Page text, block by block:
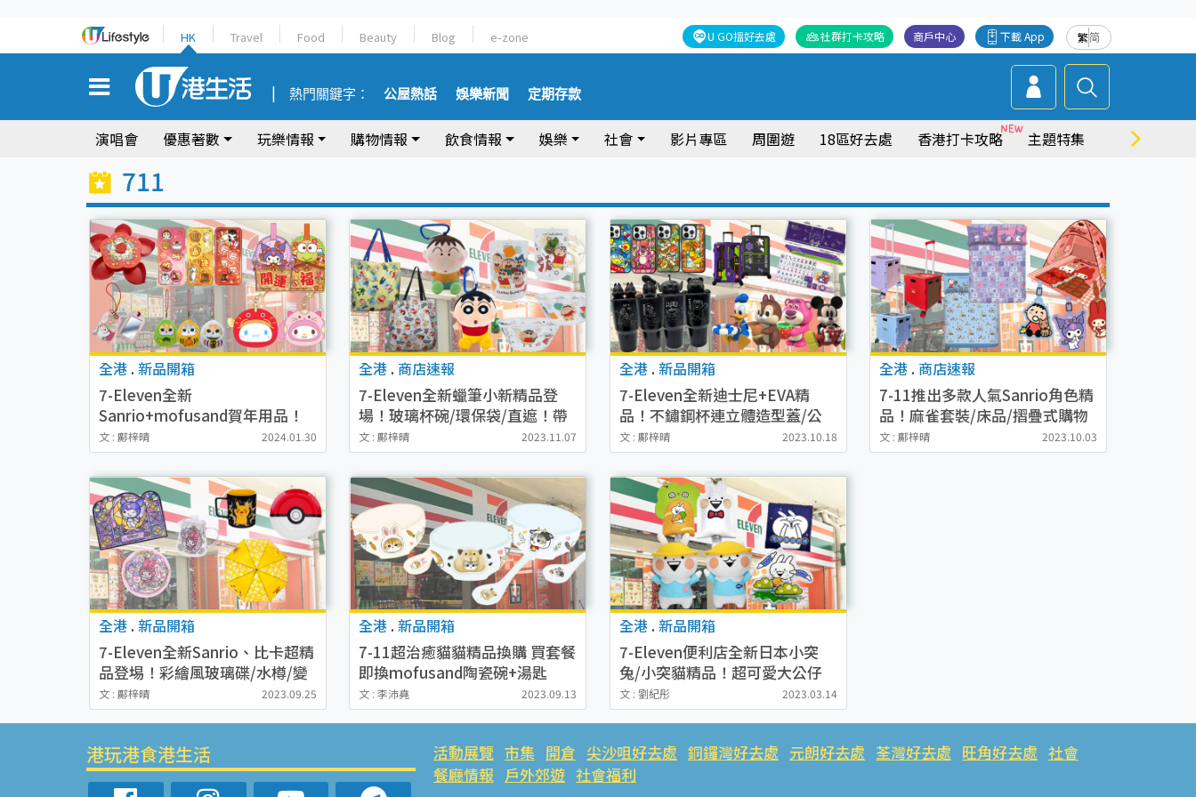
HK Travel Food Beauty Blog e-zone 繁简
下載 App
商戶中心
社群打卡攻略
U GO搵好去處
熱門關鍵字： 公屋熱話 娛樂新聞 定期存款
演唱會 優惠著數 玩樂情報 購物情報 飲食情報 娛樂 社會 影片專區 周圍遊 18區好去處 香港打卡攻略 主題特集 商場情報
711
全港 . 新品開箱
7-Eleven全新
Sanrio+mofusand賀年用品！
利是封/ 糖果盒/ 賀年揮春
文 : 鄺梓晴 2024.01.30
全港 . 商店速報
7-Eleven全新蠟筆小新精品登
場！玻璃杯碗/環保袋/直遮！帶
齊小新與好友返屋企
文 : 鄺梓晴 2023.11.07
全港 . 新品開箱
7-Eleven全新迪士尼+EVA精
品！不鏽鋼杯連立體造型蓋/公
仔燈/食物盒
文 : 鄺梓晴 2023.10.18
全港 . 商店速報
7-11推出多款人氣Sanrio角色精
品！麻雀套裝/床品/摺疊式購物
車
文 : 鄺梓晴 2023.10.03
全港 . 新品開箱
7-Eleven全新Sanrio、比卡超精
品登埸！彩繪風玻璃碟/水樽/變
色杯
文 : 鄺梓晴 2023.09.25
全港 .新品開箱
7-11超治癒貓貓精品換購 買套餐
即換mofusand陶瓷碗+湯匙
文 : 李沛堯 2023.09.13
全港 . 新品開箱
7-Eleven便利店全新日本小突
兔/小突貓精品！超可愛大公仔
／保溫樽／環保袋／貼紙$25起
文 : 劉紀彤 2023.03.14
港玩港食港生活 活動展覽 市集 開倉 尖沙咀好去處 銅鑼灣好去處 元朗好去處 荃灣好去處 旺角好去處 社會
餐廳情報 戶外郊遊 社會福利